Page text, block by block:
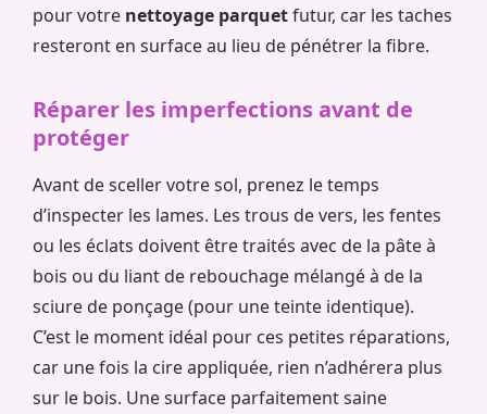
pour votre nettoyage parquetfutur, car les taches
resteront en surface au lieu de pénétrer la fibre.
Réparer les imperfections avant de
protéger
Avant de sceller votre sol, prenez le temps
d’inspecter les lames. Les trous de vers, les fentes
ou les éclats doivent être traités avec de la pâte à
bois ou du liant de rebouchage mélangé à de la
sciure de ponçage (pour une teinte identique).
C’est le moment idéal pour ces petites réparations,
car une fois la cire appliquée, rien n’adhérera plus
sur le bois. Une surface parfaitement saine